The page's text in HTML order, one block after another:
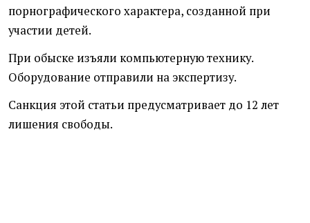
порнографического характера, созданной при
участии детей.
При обыске изъяли компьютерную технику.
Оборудование отправили на экспертизу.
Санкция этой статьи предусматривает до 12 лет
лишения свободы.